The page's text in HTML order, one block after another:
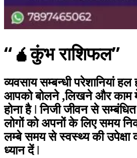
“🧉कुंभ राशिफल”
व्यवसाय सम्बन्धी परेशानियां
आपको बोलने ,लिखने और काम
होना है ǀ निजी जीवन से
लोगों को अपनों के लिए समय
लम्बे समय से स्वस्थ्य की उपेक्षा
ध्यान दें ǀ